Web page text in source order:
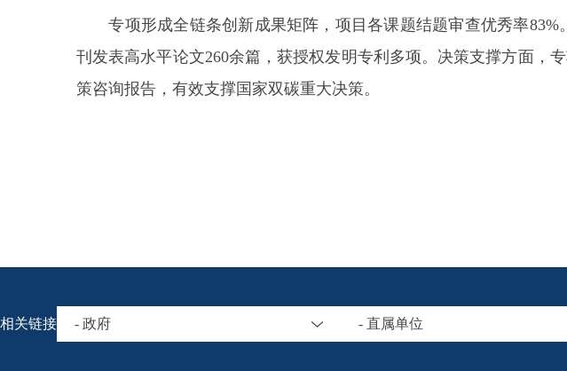
专项形成全链条创新成果矩阵，项目各课题结题审查优秀率83%。
刊发表高水平论文260余篇，获授权发明专利多项。决策支撑方面，
策咨询报告，有效支撑国家双碳重大决策。
相关链接 - 政府 - 直属单位